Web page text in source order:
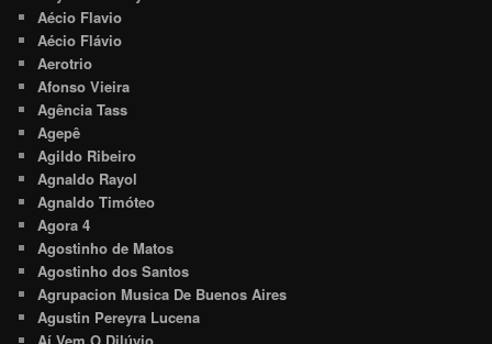
Aécio Flavio
Aécio Flávio
Aerotrio
Afonso Vieira
Agência Tass
Agepê
Agildo Ribeiro
Agnaldo Rayol
Agnaldo Timóteo
Agora 4
Agostinho de Matos
Agostinho dos Santos
Agrupacion Musica De Buenos Aires
Agustin Pereyra Lucena
Aí Vem O Dilúvio